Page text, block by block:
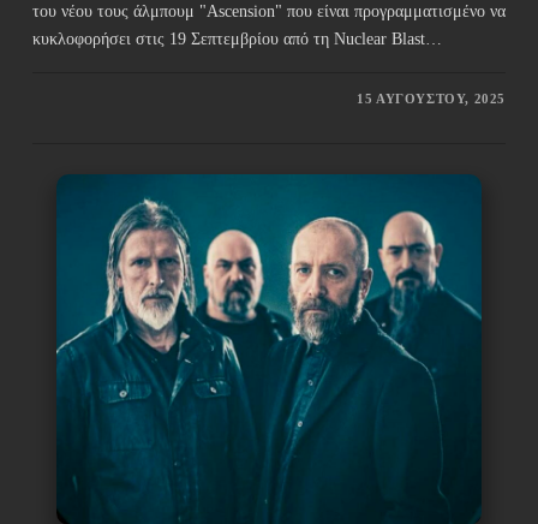
του νέου τους άλμπουμ "Ascension" που είναι προγραμματισμένο να
κυκλοφορήσει στις 19 Σεπτεμβρίου από τη Nuclear Blast…
15 ΑΥΓΟΎΣΤΟΥ, 2025